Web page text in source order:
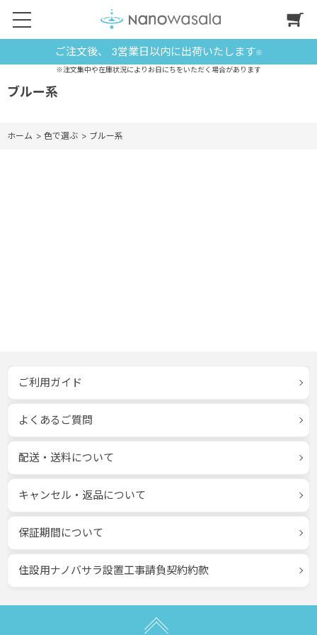
ご注文後、 3営業日以内に出荷いたします※
※注文集中や在庫状況によりお日にちをいただく場合があります
ブルー系
ホーム > 色で選ぶ > ブルー系
ご利用ガイド
よくあるご質問
配送・送料について
キャンセル・返品について
保証期間について
住設用ナノバサラ設置工事請負契約約款